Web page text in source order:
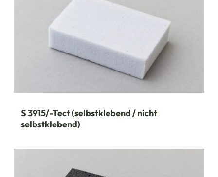
S 3915/-Tect (selbstklebend / nicht
selbstklebend)